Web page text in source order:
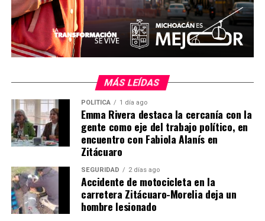
teleSUR – Prensa latina – La jornada – El universal.mx /jl–PR
Comparte con:
Me gusta esto:
MÁS LEÍDAS
POLÍTICA 1 día ago
Emma Rivera destaca la cercanía con la
gente como eje del trabajo político, en
encuentro con Fabiola Alanís en
Zitácuaro
SEGURIDAD 2 días ago
Accidente de motocicleta en la
carretera Zitácuaro-Morelia deja un
hombre lesionado